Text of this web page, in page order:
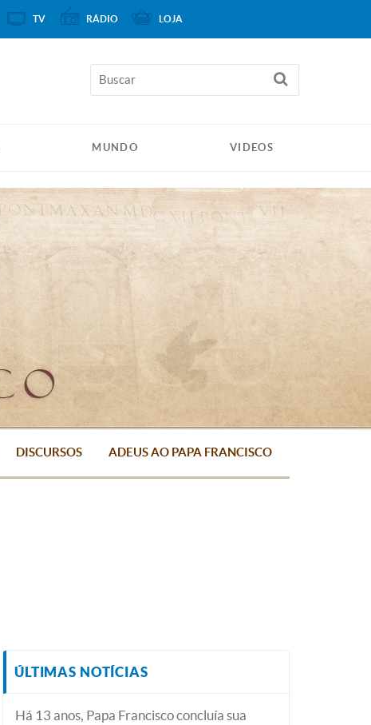
MUNDO VIDEOS
DISCURSOS ADEUS AO PAPA FRANCISCO
ÚLTIMAS NOTÍCIAS
Há 13 anos, Papa Francisco concluía sua
TV RÁDIO LOJA